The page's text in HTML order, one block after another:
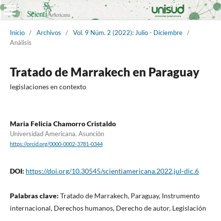
Inicio / Archivos / Vol. 9 Núm. 2 (2022): Julio - Diciembre /
Análisis
Tratado de Marrakech en Paraguay
legislaciones en contexto
Maria Felicia Chamorro Cristaldo
Universidad Americana. Asunción
https://orcid.org/0000-0002-3781-0344
DOI: https://doi.org/10.30545/scientiamericana.2022.jul-dic.6
Palabras clave: Tratado de Marrakech, Paraguay, Instrumento
internacional, Derechos humanos, Derecho de autor, Legislación